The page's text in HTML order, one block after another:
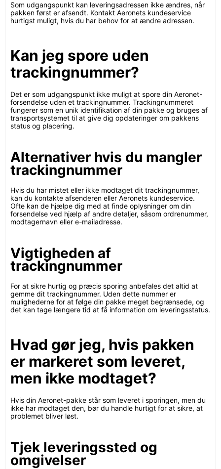
Som udgangspunkt kan leveringsadressen ikke ændres, når
pakken først er afsendt. Kontakt Aeronets kundeservice
hurtigst muligt, hvis du har behov for at ændre adressen.
Kan jeg spore uden
trackingnummer?
Det er som udgangspunkt ikke muligt at spore din Aeronet-
forsendelse uden et trackingnummer. Trackingnummeret
fungerer som en unik identifikation af din pakke og bruges af
transportsystemet til at give dig opdateringer om pakkens
status og placering.
Alternativer hvis du mangler
trackingnummer
Hvis du har mistet eller ikke modtaget dit trackingnummer,
kan du kontakte afsenderen eller Aeronets kundeservice.
Ofte kan de hjælpe dig med at finde oplysninger om din
forsendelse ved hjælp af andre detaljer, såsom ordrenummer,
modtagernavn eller e-mailadresse.
Vigtigheden af
trackingnummer
For at sikre hurtig og præcis sporing anbefales det altid at
gemme dit trackingnummer. Uden dette nummer er
mulighederne for at følge din pakke meget begrænsede, og
det kan tage længere tid at få information om leveringsstatus.
Hvad gør jeg, hvis pakken
er markeret som leveret,
men ikke modtaget?
Hvis din Aeronet-pakke står som leveret i sporingen, men du
ikke har modtaget den, bør du handle hurtigt for at sikre, at
problemet bliver løst.
Tjek leveringssted og
omgivelser